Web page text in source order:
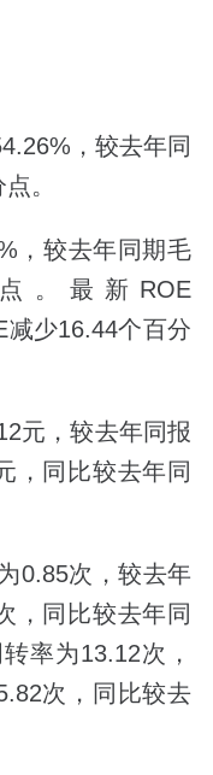
，较去年同
。
较去年同期毛
。最新ROE
减少16.44个百分
，较去年同报
，同比较去年同
次，较去年
，同比较去年同
率为13.12次，
次，同比较去